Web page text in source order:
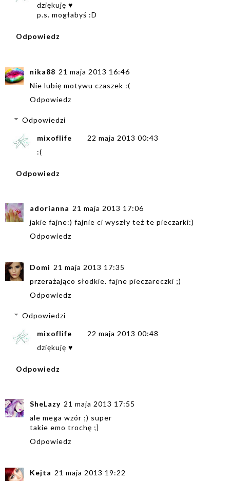
dziękuję ♥
p.s. mogłabyś :D
Odpowiedz
nika88 21 maja 2013 16:46
Nie lubię motywu czaszek :(
Odpowiedz
Odpowiedzi
mixoflife
22 maja 2013 00:43
:(
Odpowiedz
adorianna 21 maja 2013 17:06
jakie fajne:) fajnie ci wyszły też te pieczarki:)
Odpowiedz
Domi 21 maja 2013 17:35
przerażająco słodkie. fajne pieczareczki ;)
Odpowiedz
Odpowiedzi
mixoflife
22 maja 2013 00:48
dziękuję ♥
Odpowiedz
SheLazy 21 maja 2013 17:55
ale mega wzór ;) super
takie emo trochę ;]
Odpowiedz
Kejta 21 maja 2013 19:22